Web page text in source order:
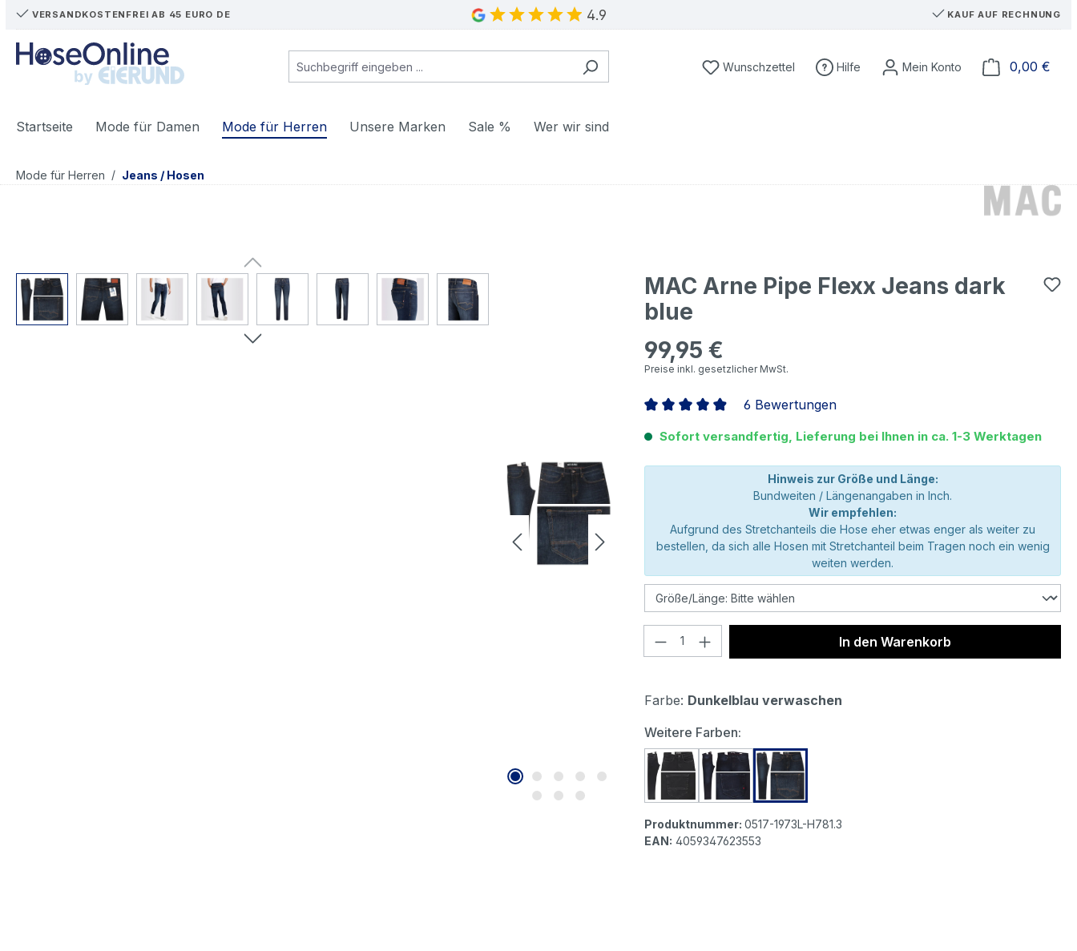
Hauptinhalt springen
Zur Suche springen
Zur Hauptnavigation springen
VERSANDKOSTENFREI AB 45 EURO DE 4.9 KAUF AUF RECHNUNG
Du hast 0 Produkte auf dem Merkzettel
Wunschzettel Hilfe 0,00 €
Startseite Mode für Damen Mode für Herren Unsere Marken Sale % Wer wir sind
Mode für Herren / Jeans / Hosen
Bildergalerie überspringen
MAC Arne Pipe Flexx Jeans dark
blue
Regulärer Preis:
99,95 €
Preise inkl. gesetzlicher MwSt.
6 Bewertungen
Sofort versandfertig, Lieferung bei Ihnen in ca. 1-3 Werktagen
Hinweis zur Größe und Länge:
Bundweiten / Längenangaben in Inch.
Wir empfehlen:
Aufgrund des Stretchanteils die Hose eher etwas enger als weiter zu
bestellen, da sich alle Hosen mit Stretchanteil beim Tragen noch ein wenig
weiten werden.
Produkt Anzahl: Gib den gewünschten Wert
In den Warenkorb
Farbe: Dunkelblau verwaschen
Weitere Farben:
MAC Arne Pipe Flexx Jeans black wash
MAC Arne Pipe Flexx Jeans blue black washed
MAC Arne Pipe Flexx Jeans dark blue
Produktnummer: 0517-1973L-H781.3
EAN: 4059347623553